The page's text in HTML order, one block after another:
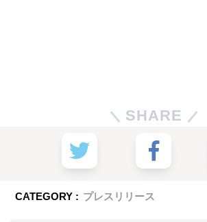
SHARE
CATEGORY : プレスリリース